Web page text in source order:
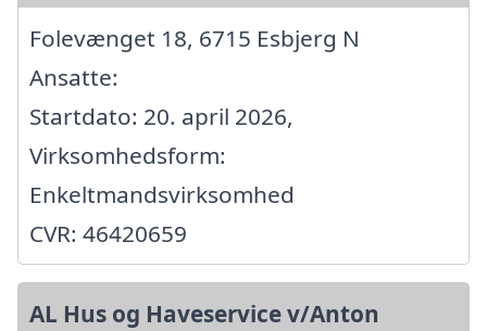
Folevænget 18, 6715 Esbjerg N
Ansatte:
Startdato: 20. april 2026,
Virksomhedsform:
Enkeltmandsvirksomhed
CVR: 46420659
AL Hus og Haveservice v/Anton